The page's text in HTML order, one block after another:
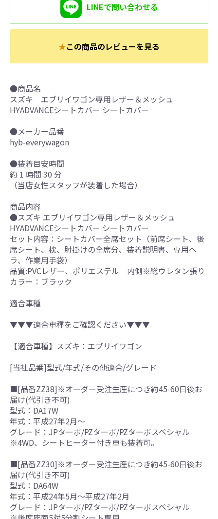
LINEで問い合わせる
★この商品のレビューを見る
●商品名
スズキ エブリイワゴン専用レザー＆メッシュ
HYADVANCEシートカバー シートカバー
●メーカー品番
hyb-everywagon
●装着目安時間
約 1 時間 30 分
（当店女性スタッフが装着した場合）
商品内容
●スズキ エブリイワゴン専用レザー＆メッシュ
HYADVANCEシートカバー シートカバー
セット内容：シートカバー全席セット（前席シート、後
席シート、枕、肘掛けの全席分、装着説明書、専用ヘ
ラ、作業用手袋）
品質:PVCレザー、ポリエステル 内側※総ウレタン張り
カラー：ブラック
適合車種
▼▼▼適合車種をご確認ください▼▼▼
【適合車種】スズキ：エブリイワゴン
[当社品番]型式/年式/その他適合/グレード
■[品番ZZ38]※オーダー受注生産につき約45-60日後お
届け(代引き不可)
型式：DA17W
年式：平成27年2月～
グレード：JPターボ/PZターボ/PZターボスペシャル
※4WD、シートヒーター付き車も装着可。
■[品番ZZ30]※オーダー受注生産につき約45-60日後お
届け(代引き不可)
型式：DA64W
年式：平成24年5月～平成27年2月
グレード：JPターボ/PZターボ/PZターボスペシャル